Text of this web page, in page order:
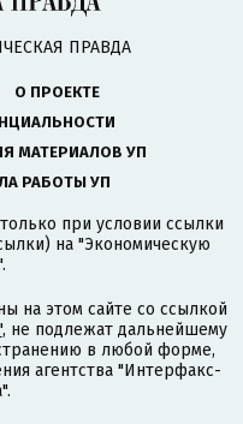
ПРАВДА
О ПРОЕКТЕ
МАТЕРИАЛОВ УП
РАБОТЫ УП
при условии ссылки
на "Экономическую
на этом сайте со ссылкой
, не подлежат дальнейшему
в любой форме,
агентства "Интерфакс-